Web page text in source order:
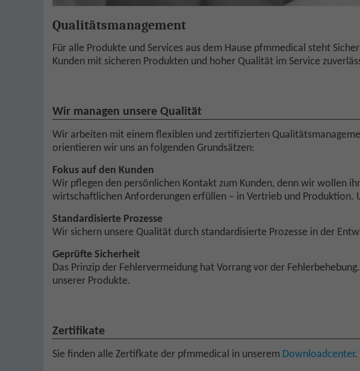
Qualitätsmanagement
Für alle Produkte und Services aus dem Hause pfmmedical steht
Kunden mit sicheren Produkten und hoher Qualität im Service
Wir managen unsere Qualität
Wir arbeiten mit einem flexiblen und zertifizierten
orientieren wir uns an folgenden Grundsätzen:
Fokus auf den Kunden
Wir pflegen den persönlichen Kontakt zum Kunden, denn wir wollen
wirtschaftlichen Anforderungen erfüllen – in Vertrieb und Produktion.
Standardisierte Prozesse
Wir sichern unsere Qualität durch standardisierte Prozesse in der
Geprüfte Sicherheit
Das Prinzip der Fehlervermeidung hat Vorrang vor der
unserer Produkte.
Zertifikate
Sie finden alle Zertifkate der pfmmedical in unserem Downloadcenter.